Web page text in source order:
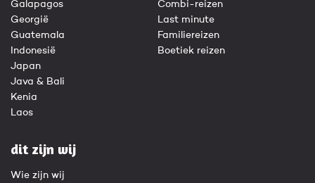
Galapagos
Georgië
Guatemala
Indonesië
Japan
Java & Bali
Kenia
Laos
Combi-reizen
Last minute
Familiereizen
Boetiek reizen
dit zijn wij
Wie zijn wij